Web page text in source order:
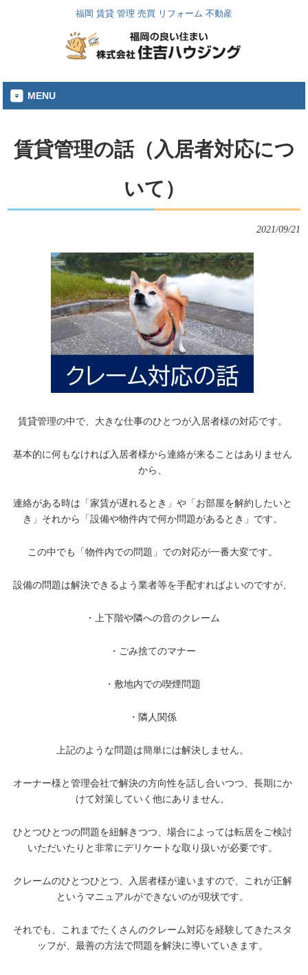
福岡 賃貸 管理 売買 リフォーム 不動産
MENU
賃貸管理の話（入居者対応につ
いて）
2021/09/21
賃貸管理の中で、大きな仕事のひとつが入居者様の対応です。
基本的に何もなければ入居者様から連絡が来ることはありません
から、
連絡がある時は「家賃が遅れるとき」や「お部屋を解約したいと
き」それから「設備や物件内で何か問題があるとき」です。
この中でも「物件内での問題」での対応が一番大変です。
設備の問題は解決できるよう業者等を手配すればよいのですが、
・上下階や隣への音のクレーム
・ごみ捨てのマナー
・敷地内での喫煙問題
・隣人関係
上記のような問題は簡単には解決しません。
オーナー様と管理会社で解決の方向性を話し合いつつ、長期にか
けて対策していく他にありません。
ひとつひとつの問題を紐解きつつ、場合によっては転居をご検討
いただいたりと非常にデリケートな取り扱いが必要です。
クレームのひとつひとつ、入居者様が違いますので、これが正解
というマニュアルができないのが現状です。
それでも、これまでたくさんのクレーム対応を経験してきたスタ
ッフが、最善の方法で問題を解決に導いていきます。